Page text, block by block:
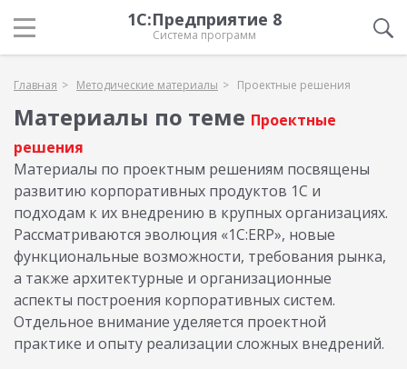
1С:Предприятие 8
Система программ
Главная Методические материалы Проектные решения
Материалы по теме Проектные
решения
Материалы по проектным решениям посвящены
развитию корпоративных продуктов 1С и
подходам к их внедрению в крупных организациях.
Рассматриваются эволюция «1С:ERP», новые
функциональные возможности, требования рынка,
а также архитектурные и организационные
аспекты построения корпоративных систем.
Отдельное внимание уделяется проектной
практике и опыту реализации сложных внедрений.